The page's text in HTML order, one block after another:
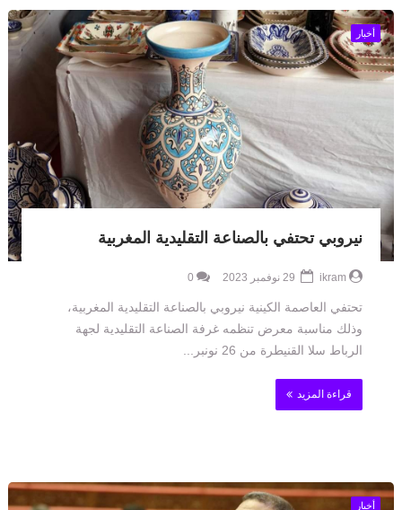
أخبار
نيروبي تحتفي بالصناعة التقليدية المغربية
ikram
0
تحتفي العاصمة الكينية نيروبي بالصناعة التقليدية المغربية،
وذلك مناسبة معرض تنظمه غرفة الصناعة التقليدية لجهة
الرباط سلا القنيطرة من 26 نونبر...
قراءة المزيد
أخبار